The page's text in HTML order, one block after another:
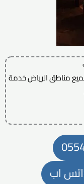
مناطق الرياض خدمة
اب